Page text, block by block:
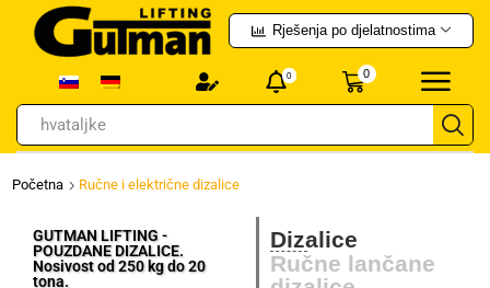
Rješenja po djelatnostima
hvataljke
0 0
Početna Ručne i električne dizalice
GUTMAN LIFTING -
POUZDANE DIZALICE.
Nosivost od 250 kg do 20
tona.
Dizalice
Ručne lančane